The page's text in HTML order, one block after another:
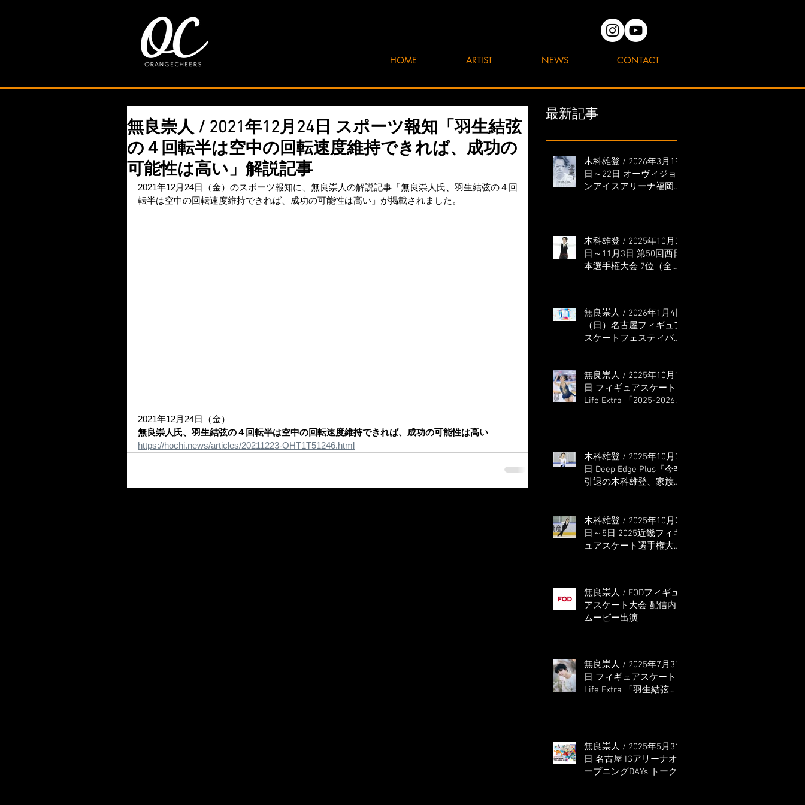
HOME ARTIST NEWS CONTACT
無良崇人 / 2021年12月24日 スポーツ報知「羽生結弦
の４回転半は空中の回転速度維持できれば、成功の
可能性は高い」解説記事
2021年12月24日（金）のスポーツ報知に、無良崇人の解説記事「無良崇人氏、羽生結弦の４回
転半は空中の回転速度維持できれば、成功の可能性は高い」が掲載されました。
2021年12月24日（金）
無良崇人氏、羽生結弦の４回転半は空中の回転速度維持できれば、成功の可能性は高い
https://hochi.news/articles/20211223-OHT1T51246.html
最新記事
木科雄登 / 2026年3月19
日～22日 オーヴィジョ
ンアイスアリーナ福岡
木科雄登 / 2025年10月31
日～11月3日 第50回西日
本選手権大会 7位（全日
無良崇人 / 2026年1月4日
（日）名古屋フィギュア
スケートフェスティバル
無良崇人 / 2025年10月16
日 フィギュアスケート
Life Extra 「2025-2026
木科雄登 / 2025年10月7
日 Deep Edge Plus『今季
引退の木科雄登、家族や
全日本、絶対見に来
て」』
木科雄登 / 2025年10月2
日～5日 2025近畿フィギ
ュアスケート選手権大会
無良崇人 / FODフィギュ
アスケート大会 配信内
ムービー出演
無良崇人 / 2025年7月31
日 フィギュアスケート
Life Extra 「羽生結弦
無良崇人 / 2025年5月31
日 名古屋 IGアリーナオ
ープニングDAYs トーク